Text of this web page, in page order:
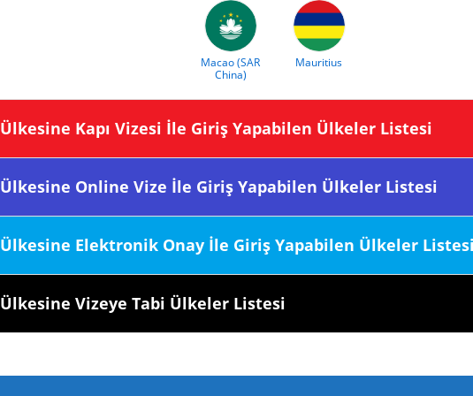
Macao (SAR
China)
Mauritius
İtalya Ülkesine Kapı Vizesi İle Giriş Yapabilen Ülkeler Listesi
İtalya Ülkesine Online Vize İle Giriş Yapabilen Ülkeler Listesi
İtalya Ülkesine Elektronik Onay İle Giriş Yapabilen Ülkeler
İtalya Ülkesine Vizeye Tabi Ülkeler Listesi